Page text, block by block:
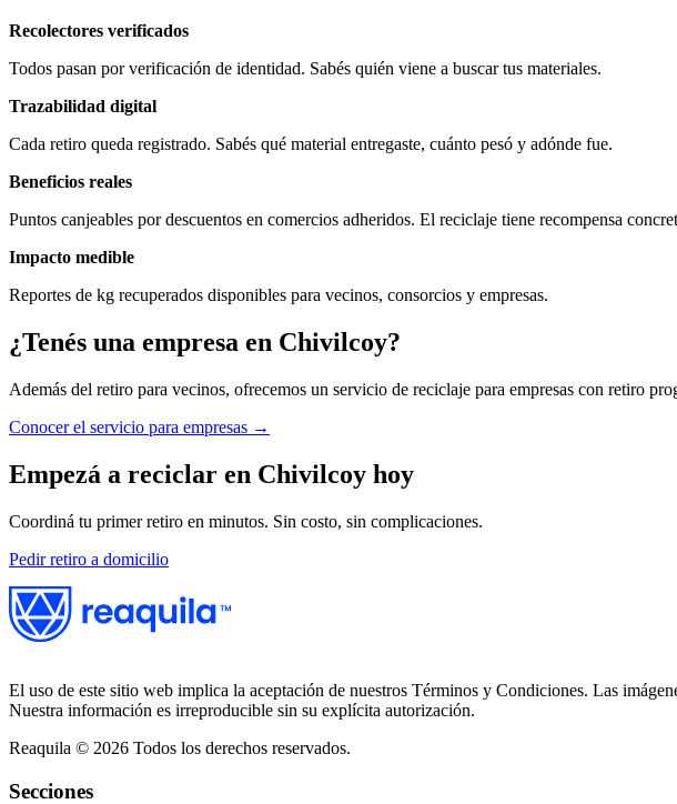
Recolectores verificados
Todos pasan por verificación de identidad. Sabés quién viene a buscar tus materiales.
Trazabilidad digital
Cada retiro queda registrado. Sabés qué material entregaste, cuánto pesó y adónde fue.
Beneficios reales
Puntos canjeables por descuentos en comercios adheridos. El reciclaje tiene recompensa
Impacto medible
Reportes de kg recuperados disponibles para vecinos, consorcios y empresas.
¿Tenés una empresa en Chivilcoy?
Además del retiro para vecinos, ofrecemos un servicio de reciclaje para empresas con retiro
Conocer el servicio para empresas →
Empezá a reciclar en Chivilcoy hoy
Coordiná tu primer retiro en minutos. Sin costo, sin complicaciones.
Pedir retiro a domicilio
El uso de este sitio web implica la aceptación de nuestros Términos y Condiciones. Las
Nuestra información es irreproducible sin su explícita autorización.
Reaquila © 2026 Todos los derechos reservados.
Secciones